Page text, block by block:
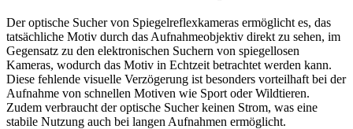
Der optische Sucher von Spiegelreflexkameras ermöglicht es, das
tatsächliche Motiv durch das Aufnahmeobjektiv direkt zu sehen, im
Gegensatz zu den elektronischen Suchern von spiegellosen
Kameras, wodurch das Motiv in Echtzeit betrachtet werden kann.
Diese fehlende visuelle Verzögerung ist besonders vorteilhaft bei der
Aufnahme von schnellen Motiven wie Sport oder Wildtieren.
Zudem verbraucht der optische Sucher keinen Strom, was eine
stabile Nutzung auch bei langen Aufnahmen ermöglicht.